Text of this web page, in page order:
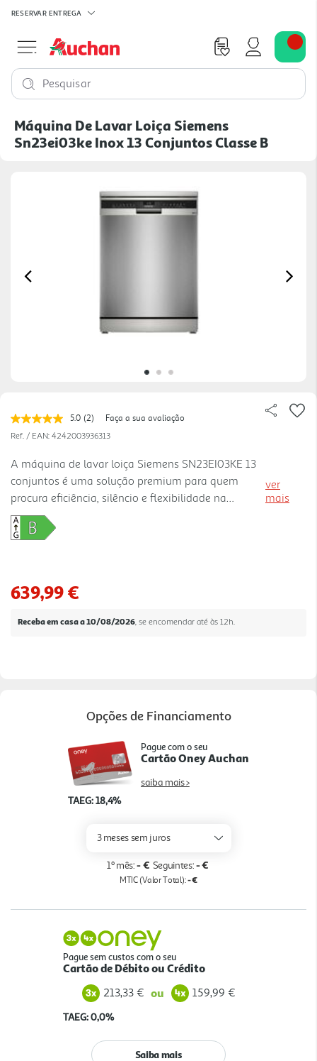
RESERVAR ENTREGA
Pesquisar
Máquina De Lavar Loiça Siemens
Sn23ei03ke Inox 13 Conjuntos Classe B
Previous
5.0 Leu
2
Link
para
a
mesma
página.
(2)
Faça a sua avaliação
Ref. / EAN: 4242003936313
A máquina de lavar loiça Siemens SN23EI03KE 13
conjuntos é uma solução premium para quem
procura eficiência, silêncio e flexibilidade na
cozinha. Com capacidade para 13 conjuntos e
classe energética B, adapta-se bem a famílias e a
loiça em até um terço do tempo, enquanto a
secagem autoOpen melhora os resultados no final
programas, 4 temperaturas, 42 dB de ruído, 9 L por
tecnologia, eficiência e conforto numa opção
moderna para a rotina diária
ver
mais
639,99 €
Receba em casa a 10/08/2026 , se encomendar até às 12h.
Opções de Financiamento
TAEG: 18,4%
Pague com o seu
Cartão Oney Auchan
saiba mais >
3 meses sem juros
1º mês:- € Seguintes:- €
MTIC (Valor Total):- €
Pague sem custos com o seu
Cartão de Débito ou Crédito
213,33 € ou 159,99 €
TAEG: 0,0%
Saiba mais